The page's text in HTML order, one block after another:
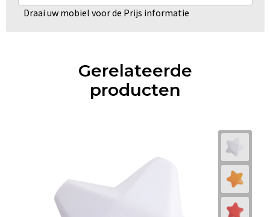
Draai uw mobiel voor de Prijs informatie
Gerelateerde
producten